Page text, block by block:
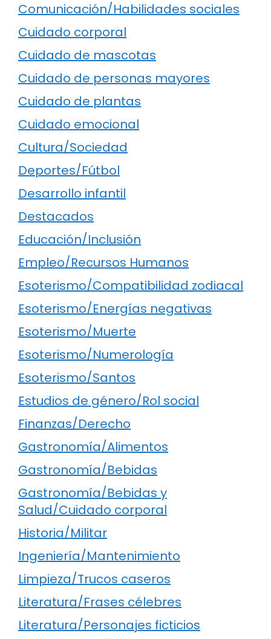
Comunicación/Habilidades sociales
Cuidado corporal
Cuidado de mascotas
Cuidado de personas mayores
Cuidado de plantas
Cuidado emocional
Cultura/Sociedad
Deportes/Fútbol
Desarrollo infantil
Destacados
Educación/Inclusión
Empleo/Recursos Humanos
Esoterismo/Compatibilidad zodiacal
Esoterismo/Energías negativas
Esoterismo/Muerte
Esoterismo/Numerología
Esoterismo/Santos
Estudios de género/Rol social
Finanzas/Derecho
Gastronomía/Alimentos
Gastronomía/Bebidas
Gastronomía/Bebidas y
Salud/Cuidado corporal
Historia/Militar
Ingeniería/Mantenimiento
Limpieza/Trucos caseros
Literatura/Frases célebres
Literatura/Personajes ficticios